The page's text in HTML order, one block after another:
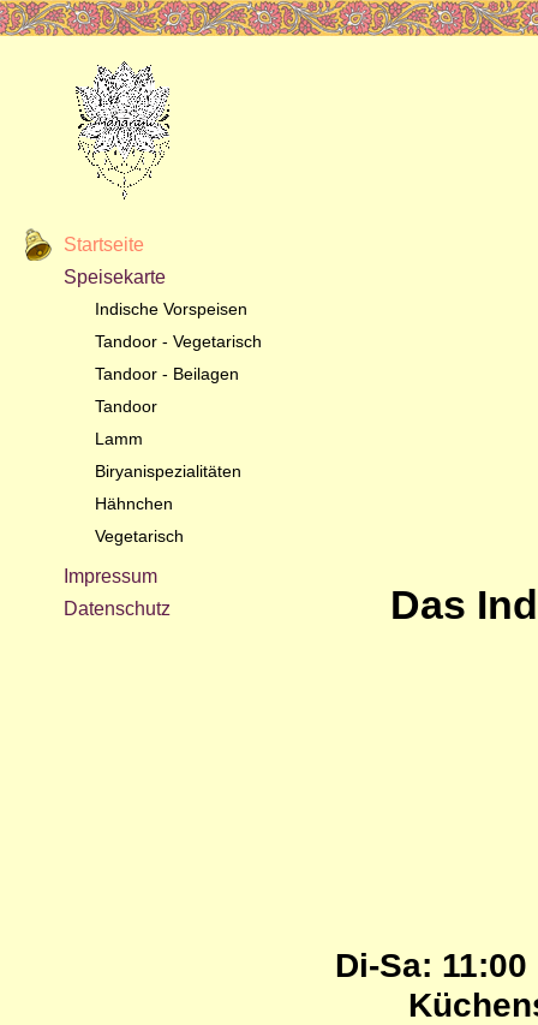
Startseite
Speisekarte
Indische Vorspeisen
Tandoor - Vegetarisch
Tandoor - Beilagen
Tandoor
Lamm
Biryanispezialitäten
Hähnchen
Vegetarisch
Impressum
Datenschutz
Das
Di-Sa: